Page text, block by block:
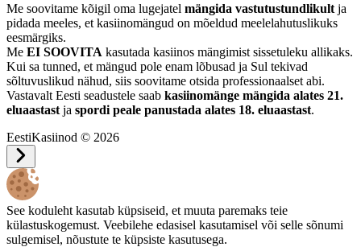
Me soovitame kõigil oma lugejatel mängida vastutustundlikult ja
pidada meeles, et kasiinomängud on mõeldud meelelahutuslikuks
eesmärgiks.
Me EI SOOVITA kasutada kasiinos mängimist sissetuleku allikaks.
Kui sa tunned, et mängud pole enam lõbusad ja Sul tekivad
sõltuvuslikud nähud, siis soovitame otsida professionaalset abi.
Vastavalt Eesti seadustele saab kasiinomänge mängida alates 21.
eluaastast ja spordi peale panustada alates 18. eluaastast.
EestiKasiinod © 2026
See koduleht kasutab küpsiseid, et muuta paremaks teie
külastuskogemust. Veebilehe edasisel kasutamisel või selle sõnumi
sulgemisel, nõustute te küpsiste kasutusega.